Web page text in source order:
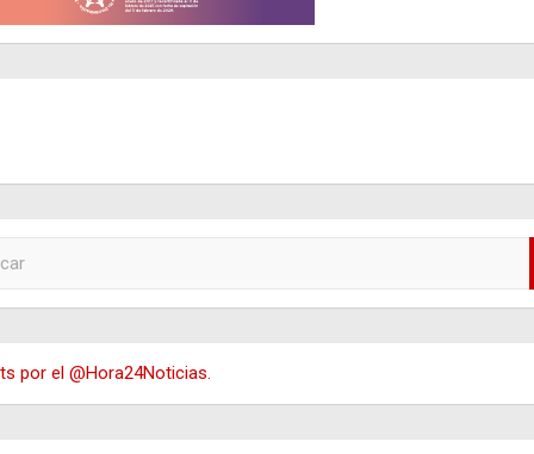
por el @Hora24Noticias.